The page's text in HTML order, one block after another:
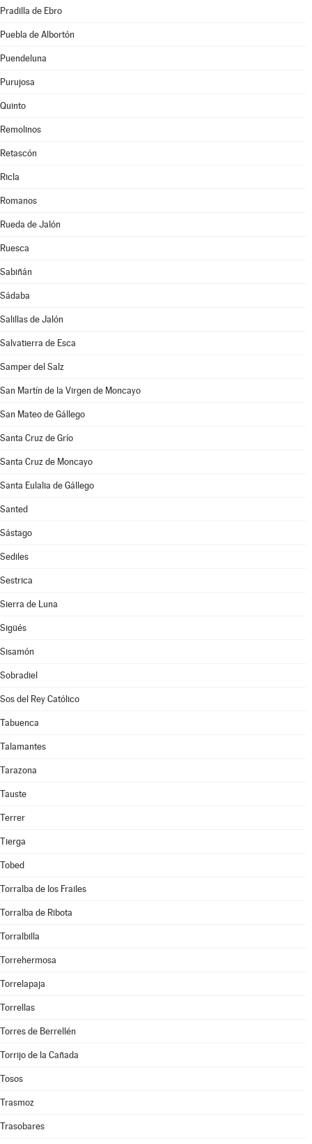
Pradilla de Ebro
Puebla de Albortón
Puendeluna
Purujosa
Quinto
Remolinos
Retascón
Ricla
Romanos
Rueda de Jalón
Ruesca
Sabiñán
Sádaba
Salillas de Jalón
Salvatierra de Esca
Samper del Salz
San Martín de la Virgen de Moncayo
San Mateo de Gállego
Santa Cruz de Grío
Santa Cruz de Moncayo
Santa Eulalia de Gállego
Santed
Sástago
Sediles
Sestrica
Sierra de Luna
Sigüés
Sisamón
Sobradiel
Sos del Rey Católico
Tabuenca
Talamantes
Tarazona
Tauste
Terrer
Tierga
Tobed
Torralba de los Frailes
Torralba de Ribota
Torralbilla
Torrehermosa
Torrelapaja
Torrellas
Torres de Berrellén
Torrijo de la Cañada
Tosos
Trasmoz
Trasobares